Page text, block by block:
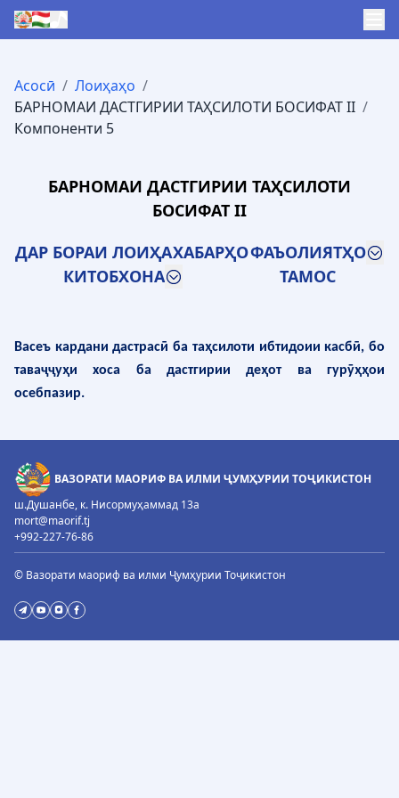
Асосӣ / Лоиҳаҳо /
БАРНОМАИ ДАСТГИРИИ ТАҲСИЛОТИ БОСИФАТ II /
Компоненти 5
БАРНОМАИ ДАСТГИРИИ ТАҲСИЛОТИ
БОСИФАТ II
ДАР БОРАИ ЛОИҲАХАБАРҲОФАЪОЛИЯТҲО
КИТОБХОНА
ТАМОС
Васеъ кардани дастрасӣ ба таҳсилоти ибтидоии касбӣ, бо
таваҷҷуҳи хоса ба дастгирии деҳот ва гурӯҳҳои
осебпазир.
ВАЗОРАТИ МАОРИФ ВА ИЛМИ ҶУМҲУРИИ ТОҶИКИСТОН
ш.Душанбе, к. Нисормуҳаммад 13а
mort@maorif.tj
+992-227-76-86
© Вазорати маориф ва илми Ҷумҳурии Тоҷикистон